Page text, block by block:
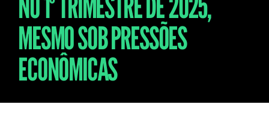
MESMO SOB PRESSÕES
ECONÔMICAS